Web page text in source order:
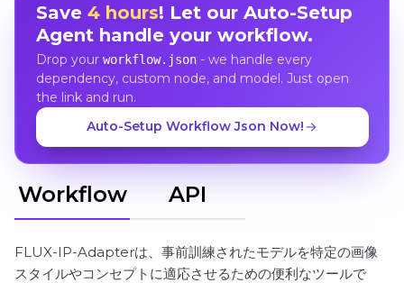
Save 4 hours! Let our Auto-Setup
Agent handle your workflow.
Drop your workflow.json- we handle every
dependency, custom node, and model. Just open
the link and run.
Auto-Setup Workflow Json Now!
Workflow API
FLUX-IP-Adapterは、事前訓練されたモデルを特定の画像
スタイルやコンセプトに適応させるための便利なツールで